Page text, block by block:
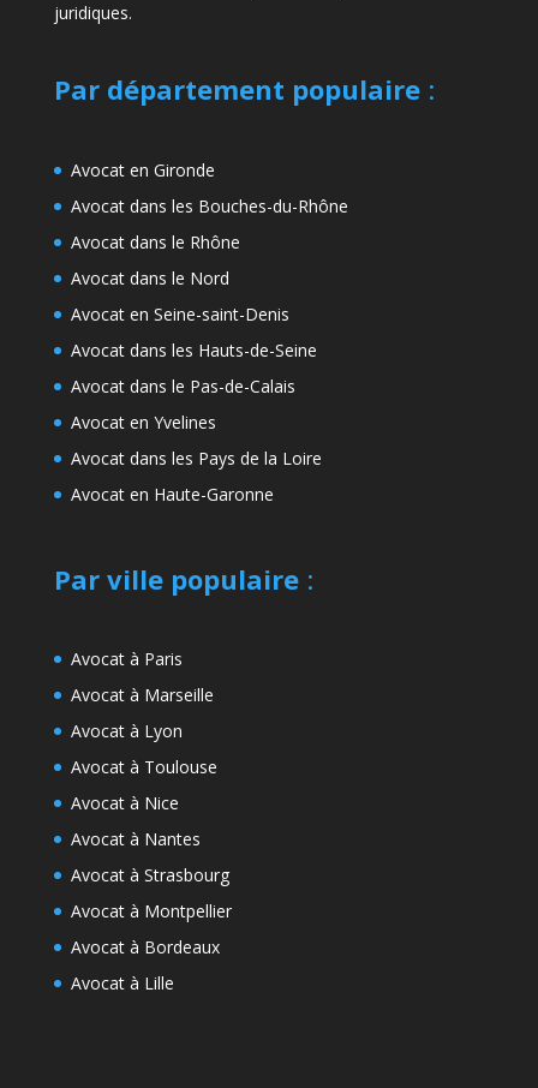
juridiques.
Par département populaire:
Avocat en Gironde
Avocat dans les Bouches-du-Rhône
Avocat dans le Rhône
Avocat dans le Nord
Avocat en Seine-saint-Denis
Avocat dans les Hauts-de-Seine
Avocat dans le Pas-de-Calais
Avocat en Yvelines
Avocat dans les Pays de la Loire
Avocat en Haute-Garonne
Par ville populaire:
Avocat à Paris
Avocat à Marseille
Avocat à Lyon
Avocat à Toulouse
Avocat à Nice
Avocat à Nantes
Avocat à Strasbourg
Avocat à Montpellier
Avocat à Bordeaux
Avocat à Lille